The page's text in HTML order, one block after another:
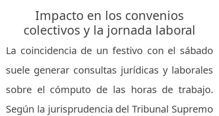
Impacto en los convenios
colectivos y la jornada laboral
La coincidencia de un festivo con el sábado
suele generar consultas jurídicas y laborales
sobre el cómputo de las horas de trabajo.
Según la jurisprudencia del Tribunal Supremo